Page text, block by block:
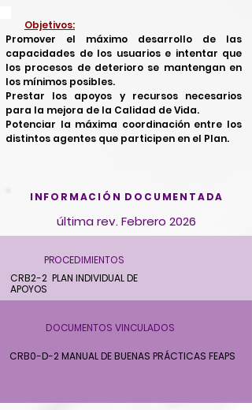
Objetivos:
Promover el máximo desarrollo de las
capacidades de los usuarios e intentar que
los procesos de deterioro se mantengan en
los mínimos posibles.
Prestar los apoyos y recursos necesarios
para la mejora de la Calidad de Vida.
Potenciar la máxima coordinación entre los
distintos agentes que participen en el Plan.
PROCEDIMIENTOS
CRB2-2 PLAN INDIVIDUAL DE
APOYOS
DOCUMENTOS VINCULADOS
CRB0-D-2 MANUAL DE BUENAS PRÁCTICAS FEAPS
INFORMACIÓN DOCUMENTADA
última rev. Febrero 2026